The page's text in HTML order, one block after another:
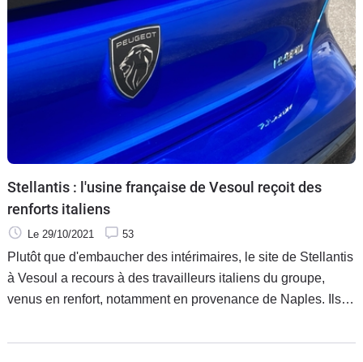
Stellantis : l'usine française de Vesoul reçoit des
renforts italiens
Le 29/10/2021 53
Plutôt que d'embaucher des intérimaires, le site de Stellantis
à Vesoul a recours à des travailleurs italiens du groupe,
venus en renfort, notamment en provenance de Naples. Ils